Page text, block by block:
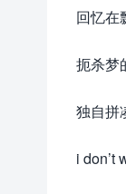
回忆在
扼杀梦
独自拼
i don’t